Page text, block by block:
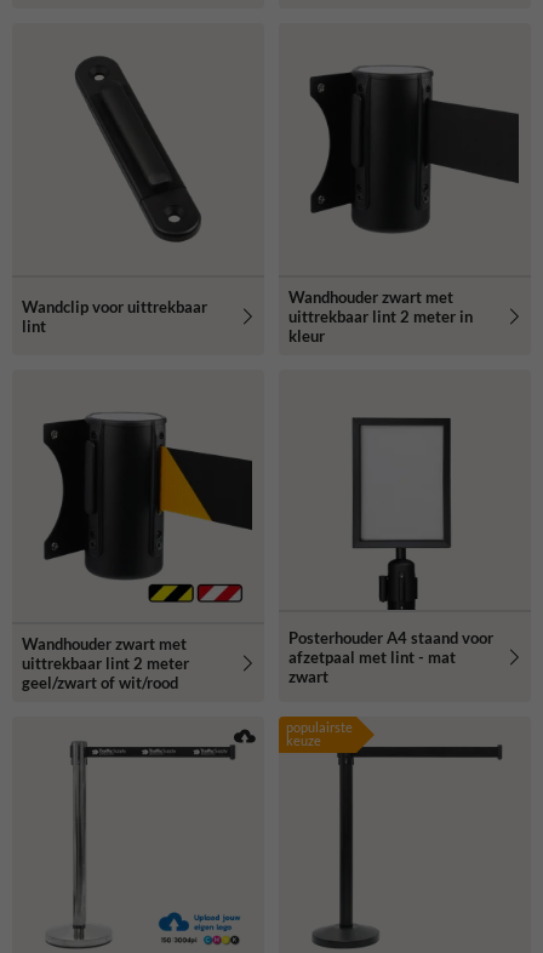
Wandclip voor uittrekbaar
lint
Wandhouder zwart met
uittrekbaar lint 2 meter in
kleur
Wandhouder zwart met
uittrekbaar lint 2 meter
geel/zwart of wit/rood
Posterhouder A4 staand voor
afzetpaal met lint - mat
zwart
populairste
keuze